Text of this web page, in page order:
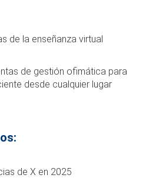
de la enseñanza virtual
de gestión ofimática para
desde cualquier lugar
de X en 2025